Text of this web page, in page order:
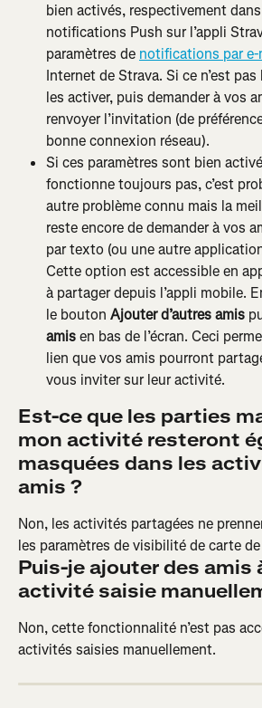
bien activés, respectivement
notifications Push sur l’appli
paramètres de notifications par e-
Internet de Strava. Si ce n’est
les activer, puis demander à vos
renvoyer l’invitation (de
bonne connexion réseau).
Si ces paramètres sont bien
fonctionne toujours pas, c’est
autre problème connu mais la
reste encore de demander à vos
par texto (ou une autre
Cette option est accessible en
à partager depuis l’appli mobile.
le bouton Ajouter d’autres amis
amis en bas de l’écran. Ceci
lien que vos amis pourront
vous inviter sur leur activité.
Est-ce que les parties
mon activité resteront
masquées dans les
amis ?
Non, les activités partagées ne
les paramètres de visibilité de carte
Puis-je ajouter des amis
activité saisie
Non, cette fonctionnalité n’est pas
activités saisies manuellement.